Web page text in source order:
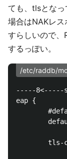
ても、tlsとな
場合はNAKレス
すらしいので、
するっぽい。
/etc/raddb/
-----8<-----
eap {
tls-